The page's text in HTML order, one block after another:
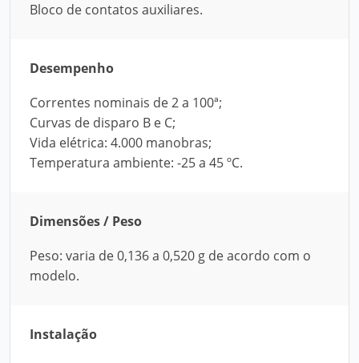
Bloco de contatos auxiliares.
Desempenho
Correntes nominais de 2 a 100ª;
Curvas de disparo B e C;
Vida elétrica: 4.000 manobras;
Temperatura ambiente: -25 a 45 ºC.
Dimensões / Peso
Peso: varia de 0,136 a 0,520 g de acordo com o
modelo.
Instalação